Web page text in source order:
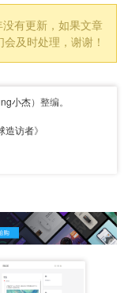
有更新，如果文章
及时处理，谢谢！
小杰）整编。
造访者》